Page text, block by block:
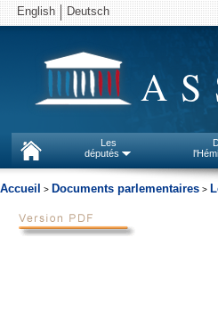
English Deutsch
Les
députés
Accueil > Documents parlementaires >